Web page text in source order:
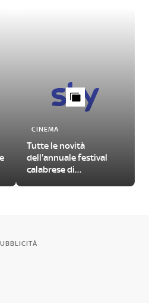
CINEMA
Tutte le novità
dell'annuale festival
calabrese di